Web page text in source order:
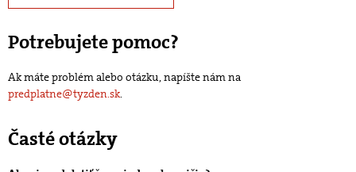
Potrebujete pomoc?
Ak máte problém alebo otázku, napíšte nám na
predplatne@tyzden.sk.
Časté otázky